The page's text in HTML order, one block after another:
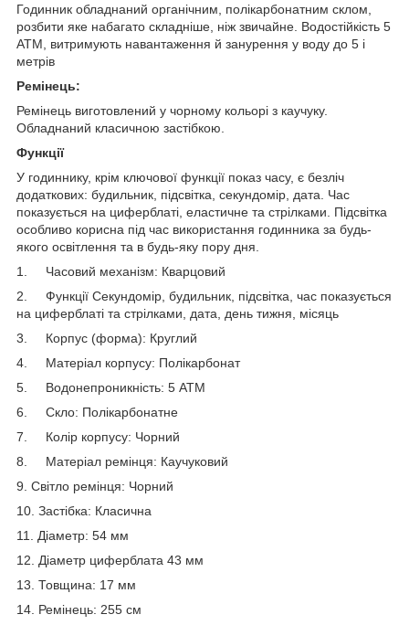
Годинник обладнаний органічним, полікарбонатним склом,
розбити яке набагато складніше, ніж звичайне. Водостійкість 5
АТМ, витримують навантаження й занурення у воду до 5 і
метрів
Ремінець:
Ремінець виготовлений у чорному кольорі з каучуку.
Обладнаний класичною застібкою.
Функції
У годиннику, крім ключової функції показ часу, є безліч
додаткових: будильник, підсвітка, секундомір, дата. Час
показується на циферблаті, еластичне та стрілками. Підсвітка
особливо корисна під час використання годинника за будь-
якого освітлення та в будь-яку пору дня.
1. Часовий механізм: Кварцовий
2. Функції Секундомір, будильник, підсвітка, час показується
на циферблаті та стрілками, дата, день тижня, місяць
3. Корпус (форма): Круглий
4. Матеріал корпусу: Полікарбонат
5. Водонепроникність: 5 АТМ
6. Скло: Полікарбонатне
7. Колір корпусу: Чорний
8. Матеріал ремінця: Каучуковий
9. Світло ремінця: Чорний
10. Застібка: Класична
11. Діаметр: 54 мм
12. Діаметр циферблата 43 мм
13. Товщина: 17 мм
14. Ремінець: 255 см